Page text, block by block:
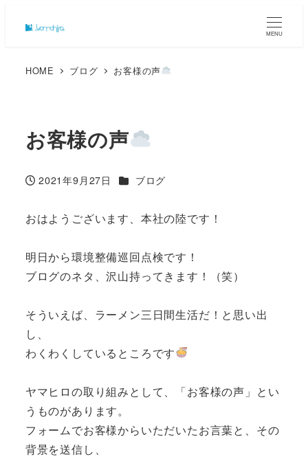
MENU
HOME ブログ お客様の声
お客様の声
投稿日
2021年9月27日 カテゴリー
ブログ
おはようございます、本社の陸です！
明日から環境整備巡回点検です！
ブログのネタ、沢山持ってきます！（笑）
そういえば、ラーメン三日間生活だ！と思い出
し、
わくわくしているところです
ヤマヒロの取り組みとして、「お客様の声」とい
うものがあります。
フォームでお客様からいただいたお言葉と、その
背景を送信し、